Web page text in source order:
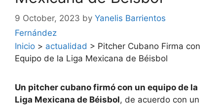
9 October, 2023 by Yanelis Barrientos
Fernández
Inicio > actualidad > Pitcher Cubano Firma con
Equipo de la Liga Mexicana de Béisbol
Un pitcher cubano firmó con un equipo de la
Liga Mexicana de Béisbol, de acuerdo con un